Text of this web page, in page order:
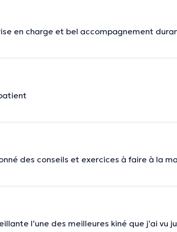
en charge et bel accompagnement
des conseils et exercices à faire à la
l’une des meilleures kiné que j’ai vu